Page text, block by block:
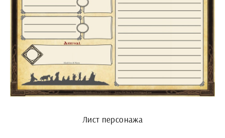
Лист персонажа